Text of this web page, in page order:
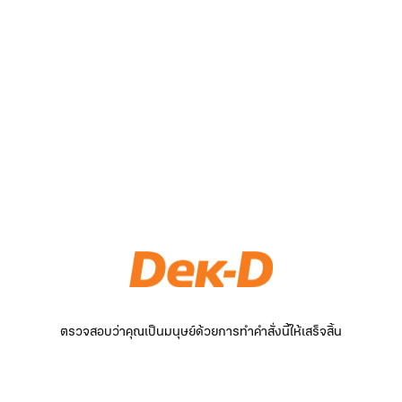
ตรวจสอบว่าคุณเป็นมนุษย์ด้วยการทำคำสั่งนี้ให้เสร็จสิ้น